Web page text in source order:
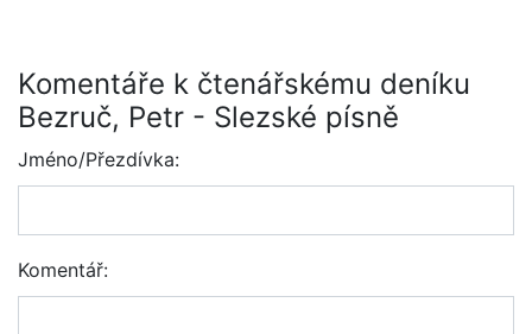
Komentáře k čtenářskému deníku
Bezruč, Petr - Slezské písně
Jméno/Přezdívka:
Komentář: